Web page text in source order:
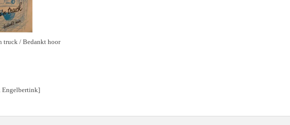
truck / Bedankt hoor
Engelbertink]